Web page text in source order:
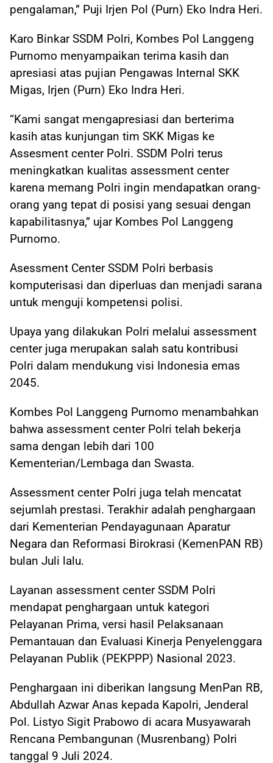
pengalaman,” Puji Irjen Pol (Purn) Eko Indra Heri.
Karo Binkar SSDM Polri, Kombes Pol Langgeng
Purnomo menyampaikan terima kasih dan
apresiasi atas pujian Pengawas Internal SKK
Migas, Irjen (Purn) Eko Indra Heri.
“Kami sangat mengapresiasi dan berterima
kasih atas kunjungan tim SKK Migas ke
Assesment center Polri. SSDM Polri terus
meningkatkan kualitas assessment center
karena memang Polri ingin mendapatkan orang-
orang yang tepat di posisi yang sesuai dengan
kapabilitasnya,” ujar Kombes Pol Langgeng
Purnomo.
Asessment Center SSDM Polri berbasis
komputerisasi dan diperluas dan menjadi sarana
untuk menguji kompetensi polisi.
Upaya yang dilakukan Polri melalui assessment
center juga merupakan salah satu kontribusi
Polri dalam mendukung visi Indonesia emas
2045.
Kombes Pol Langgeng Purnomo menambahkan
bahwa assessment center Polri telah bekerja
sama dengan lebih dari 100
Kementerian/Lembaga dan Swasta.
Assessment center Polri juga telah mencatat
sejumlah prestasi. Terakhir adalah penghargaan
dari Kementerian Pendayagunaan Aparatur
Negara dan Reformasi Birokrasi (KemenPAN RB)
bulan Juli lalu.
Layanan assessment center SSDM Polri
mendapat penghargaan untuk kategori
Pelayanan Prima, versi hasil Pelaksanaan
Pemantauan dan Evaluasi Kinerja Penyelenggara
Pelayanan Publik (PEKPPP) Nasional 2023.
Penghargaan ini diberikan langsung MenPan RB,
Abdullah Azwar Anas kepada Kapolri, Jenderal
Pol. Listyo Sigit Prabowo di acara Musyawarah
Rencana Pembangunan (Musrenbang) Polri
tanggal 9 Juli 2024.